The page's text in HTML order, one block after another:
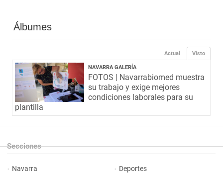
Álbumes
Visto
Actual
NAVARRA GALERÍA
FOTOS | Navarrabiomed muestra
su trabajo y exige mejores
condiciones laborales para su
plantilla
Secciones
Navarra Deportes